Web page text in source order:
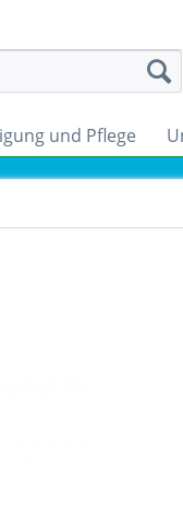
und Pflege